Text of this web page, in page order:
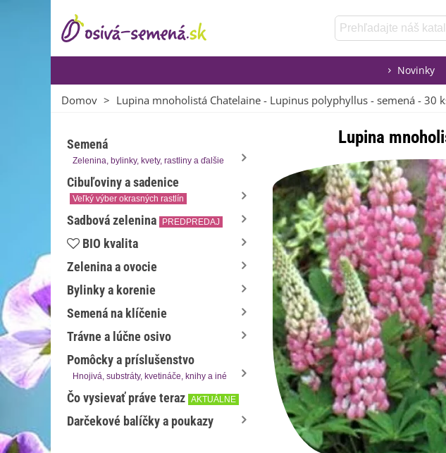
Novinky
Domov > Lupina mnoholistá Chatelaine - Lupinus polyphyllus - semená - 30
Semená
Zelenina, bylinky, kvety, rastliny a ďalšie
Cibuľoviny a sadenice
Veľký výber okrasných rastlín
Sadbová zelenina PREDPREDAJ
BIO kvalita
Zelenina a ovocie
Bylinky a korenie
Semená na klíčenie
Trávne a lúčne osivo
Pomôcky a príslušenstvo
Hnojivá, substráty, kvetináče, knihy a iné
Čo vysievať práve teraz AKTUÁLNE
Darčekové balíčky a poukazy
Lupina